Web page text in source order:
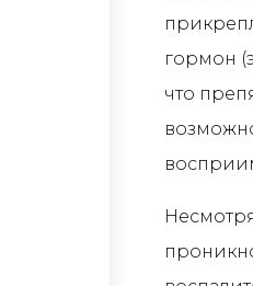
гормон
что